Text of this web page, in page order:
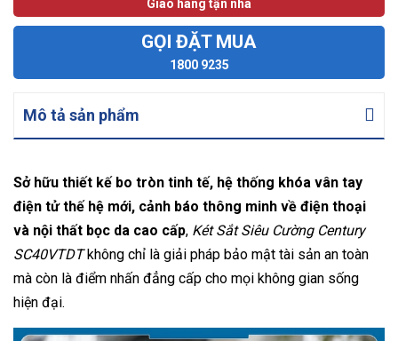
Giao hàng tận nhà
GỌI ĐẶT MUA
1800 9235
Mô tả sản phẩm
Sở hữu thiết kế bo tròn tinh tế, hệ thống khóa vân tay
điện tử thế hệ mới, cảnh báo thông minh về điện thoại
và nội thất bọc da cao cấp, Két Sắt Siêu Cường Century
SC40VTDTkhông chỉ là giải pháp bảo mật tài sản an toàn
mà còn là điểm nhấn đẳng cấp cho mọi không gian sống
hiện đại.